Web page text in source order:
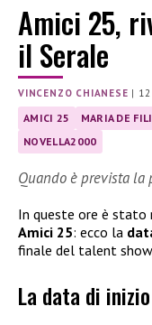
Amici 25,
il Serale
VINCENZO CHIANESE |
AMICI 25 MARIA DE
NOVELLA2000
Quando è prevista la
In queste ore è stato
Amici 25: ecco la
finale del talent
La data di